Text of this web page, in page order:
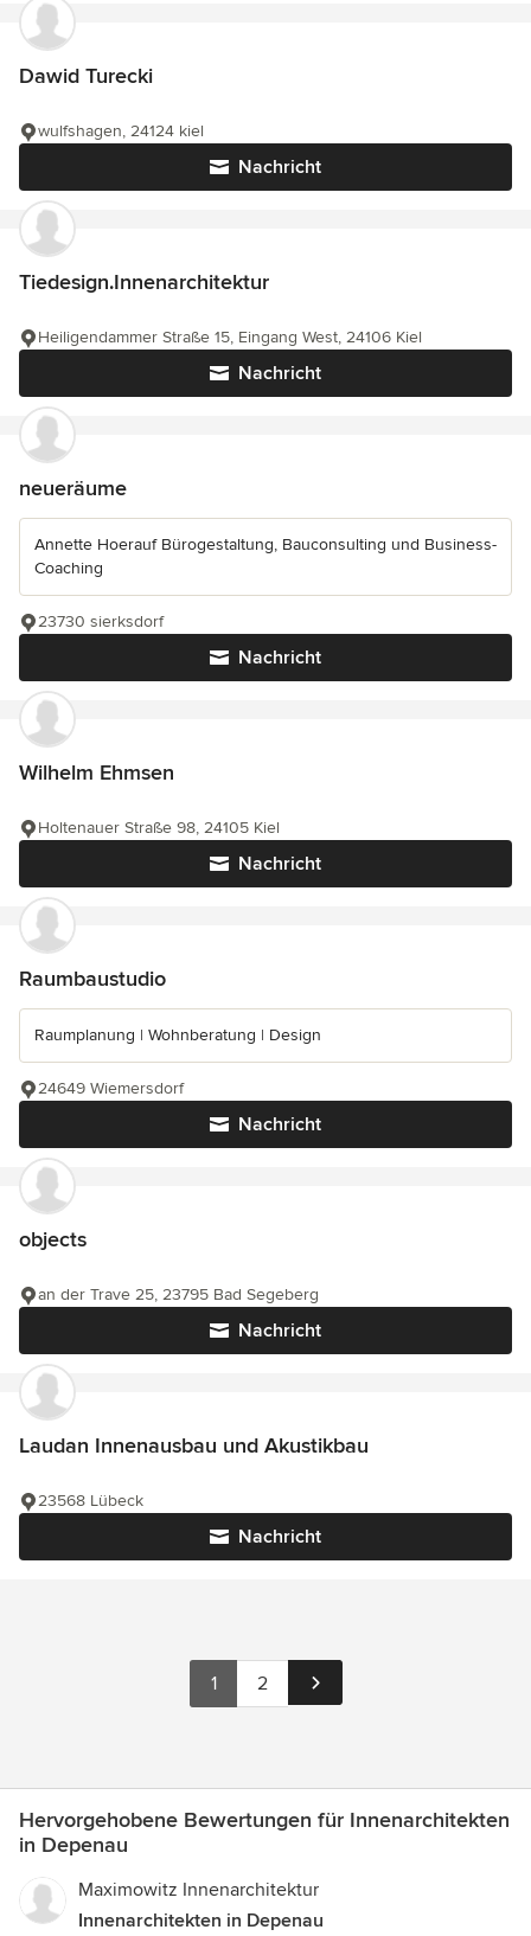
Dawid Turecki
Nachricht
wulfshagen, 24124 kiel
Tiedesign.Innenarchitektur
Nachricht
Heiligendammer Straße 15, Eingang West, 24106 Kiel
neueräume
Annette Hoerauf Bürogestaltung, Bauconsulting und Business-
Coaching
Nachricht
23730 sierksdorf
Wilhelm Ehmsen
Nachricht
Holtenauer Straße 98, 24105 Kiel
Raumbaustudio
Raumplanung | Wohnberatung | Design
Nachricht
24649 Wiemersdorf
objects
Nachricht
an der Trave 25, 23795 Bad Segeberg
Laudan Innenausbau und Akustikbau
Nachricht
23568 Lübeck
1 2
Hervorgehobene Bewertungen für Innenarchitekten
in Depenau
Maximowitz Innenarchitektur
Innenarchitekten in Depenau